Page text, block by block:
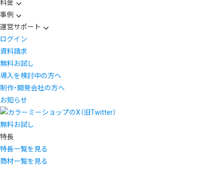
料金
事例
運営サポート
ログイン
資料請求
無料お試し
導入を検討中の方へ
制作・開発会社の方へ
お知らせ
無料お試し
特長
特長一覧を見る
商材一覧を見る